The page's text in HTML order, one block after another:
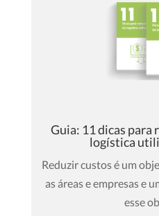
Guia: 11 dicas para
logística
Reduzir custos é um
as áreas e empresas e
esse